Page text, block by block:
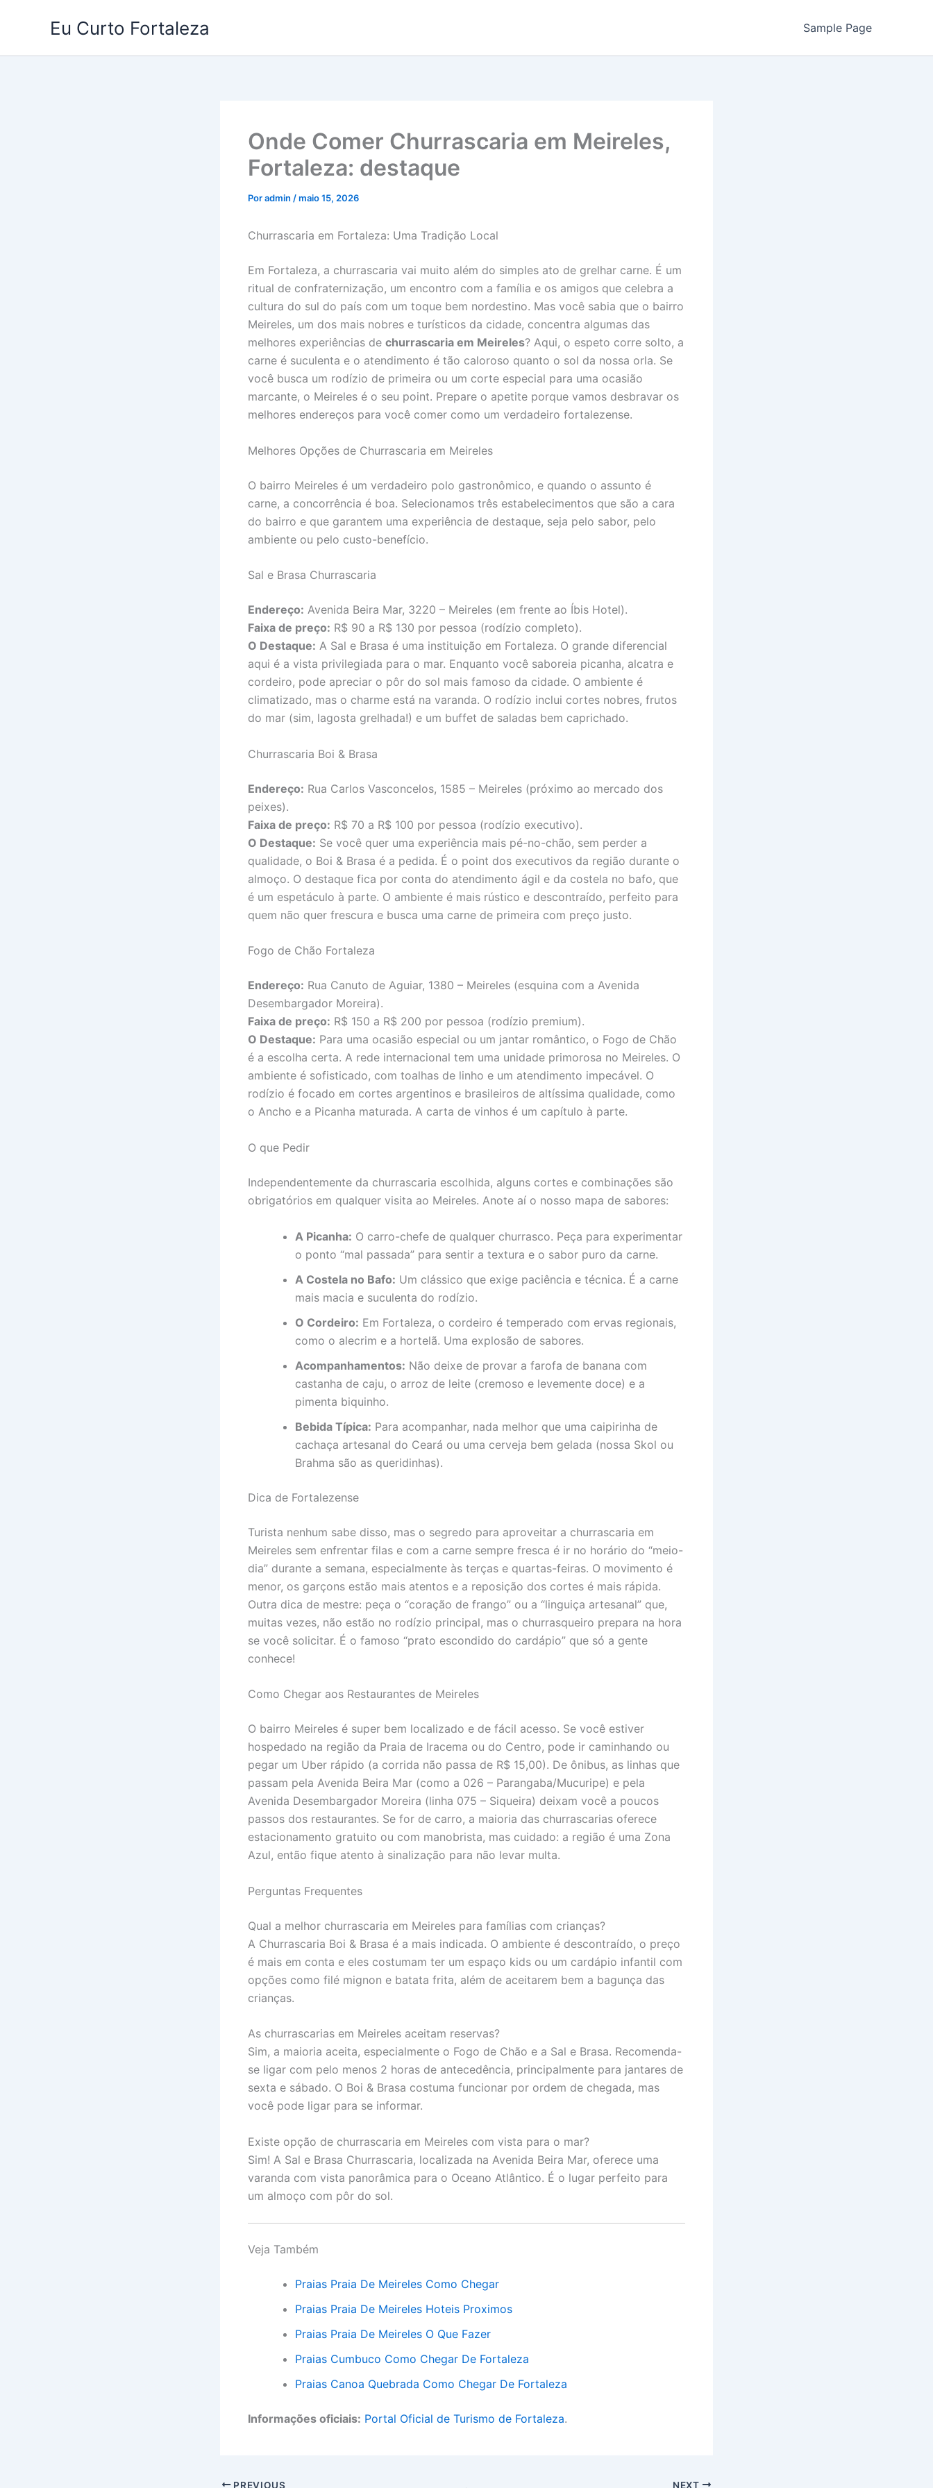
Eu Curto Fortaleza Sample Page
Onde Comer Churrascaria em Meireles,
Fortaleza: destaque
Poradmin /maio 15, 2026
Churrascaria em Fortaleza: Uma Tradição Local
Em Fortaleza, a churrascaria vai muito além do simples ato de grelhar carne. É um
ritual de confraternização, um encontro com a família e os amigos que celebra a
cultura do sul do país com um toque bem nordestino. Mas você sabia que o bairro
Meireles, um dos mais nobres e turísticos da cidade, concentra algumas das
melhores experiências de churrascaria em Meireles? Aqui, o espeto corre solto, a
carne é suculenta e o atendimento é tão caloroso quanto o sol da nossa orla. Se
você busca um rodízio de primeira ou um corte especial para uma ocasião
marcante, o Meireles é o seu point. Prepare o apetite porque vamos desbravar os
melhores endereços para você comer como um verdadeiro fortalezense.
Melhores Opções de Churrascaria em Meireles
O bairro Meireles é um verdadeiro polo gastronômico, e quando o assunto é
carne, a concorrência é boa. Selecionamos três estabelecimentos que são a cara
do bairro e que garantem uma experiência de destaque, seja pelo sabor, pelo
ambiente ou pelo custo-benefício.
Sal e Brasa Churrascaria
Endereço: Avenida Beira Mar, 3220 – Meireles (em frente ao Íbis Hotel).
Faixa de preço: R$ 90 a R$ 130 por pessoa (rodízio completo).
O Destaque: A Sal e Brasa é uma instituição em Fortaleza. O grande diferencial
aqui é a vista privilegiada para o mar. Enquanto você saboreia picanha, alcatra e
cordeiro, pode apreciar o pôr do sol mais famoso da cidade. O ambiente é
climatizado, mas o charme está na varanda. O rodízio inclui cortes nobres, frutos
do mar (sim, lagosta grelhada!) e um buffet de saladas bem caprichado.
Churrascaria Boi & Brasa
Endereço: Rua Carlos Vasconcelos, 1585 – Meireles (próximo ao mercado dos
peixes).
Faixa de preço: R$ 70 a R$ 100 por pessoa (rodízio executivo).
O Destaque: Se você quer uma experiência mais pé-no-chão, sem perder a
qualidade, o Boi & Brasa é a pedida. É o point dos executivos da região durante o
almoço. O destaque fica por conta do atendimento ágil e da costela no bafo, que
é um espetáculo à parte. O ambiente é mais rústico e descontraído, perfeito para
quem não quer frescura e busca uma carne de primeira com preço justo.
Fogo de Chão Fortaleza
Endereço: Rua Canuto de Aguiar, 1380 – Meireles (esquina com a Avenida
Desembargador Moreira).
Faixa de preço: R$ 150 a R$ 200 por pessoa (rodízio premium).
O Destaque: Para uma ocasião especial ou um jantar romântico, o Fogo de Chão
é a escolha certa. A rede internacional tem uma unidade primorosa no Meireles. O
ambiente é sofisticado, com toalhas de linho e um atendimento impecável. O
rodízio é focado em cortes argentinos e brasileiros de altíssima qualidade, como
o Ancho e a Picanha maturada. A carta de vinhos é um capítulo à parte.
O que Pedir
Independentemente da churrascaria escolhida, alguns cortes e combinações são
obrigatórios em qualquer visita ao Meireles. Anote aí o nosso mapa de sabores:
A Picanha: O carro-chefe de qualquer churrasco. Peça para experimentar
o ponto “mal passada” para sentir a textura e o sabor puro da carne.
A Costela no Bafo: Um clássico que exige paciência e técnica. É a carne
mais macia e suculenta do rodízio.
O Cordeiro: Em Fortaleza, o cordeiro é temperado com ervas regionais,
como o alecrim e a hortelã. Uma explosão de sabores.
Acompanhamentos: Não deixe de provar a farofa de banana com
castanha de caju, o arroz de leite (cremoso e levemente doce) e a
pimenta biquinho.
Bebida Típica: Para acompanhar, nada melhor que uma caipirinha de
cachaça artesanal do Ceará ou uma cerveja bem gelada (nossa Skol ou
Brahma são as queridinhas).
Dica de Fortalezense
Turista nenhum sabe disso, mas o segredo para aproveitar a churrascaria em
Meireles sem enfrentar filas e com a carne sempre fresca é ir no horário do “meio-
dia” durante a semana, especialmente às terças e quartas-feiras. O movimento é
menor, os garçons estão mais atentos e a reposição dos cortes é mais rápida.
Outra dica de mestre: peça o “coração de frango” ou a “linguiça artesanal” que,
muitas vezes, não estão no rodízio principal, mas o churrasqueiro prepara na hora
se você solicitar. É o famoso “prato escondido do cardápio” que só a gente
conhece!
Como Chegar aos Restaurantes de Meireles
O bairro Meireles é super bem localizado e de fácil acesso. Se você estiver
hospedado na região da Praia de Iracema ou do Centro, pode ir caminhando ou
pegar um Uber rápido (a corrida não passa de R$ 15,00). De ônibus, as linhas que
passam pela Avenida Beira Mar (como a 026 – Parangaba/Mucuripe) e pela
Avenida Desembargador Moreira (linha 075 – Siqueira) deixam você a poucos
passos dos restaurantes. Se for de carro, a maioria das churrascarias oferece
estacionamento gratuito ou com manobrista, mas cuidado: a região é uma Zona
Azul, então fique atento à sinalização para não levar multa.
Perguntas Frequentes
Qual a melhor churrascaria em Meireles para famílias com crianças?
A Churrascaria Boi & Brasa é a mais indicada. O ambiente é descontraído, o preço
é mais em conta e eles costumam ter um espaço kids ou um cardápio infantil com
opções como filé mignon e batata frita, além de aceitarem bem a bagunça das
crianças.
As churrascarias em Meireles aceitam reservas?
Sim, a maioria aceita, especialmente o Fogo de Chão e a Sal e Brasa. Recomenda-
se ligar com pelo menos 2 horas de antecedência, principalmente para jantares de
sexta e sábado. O Boi & Brasa costuma funcionar por ordem de chegada, mas
você pode ligar para se informar.
Existe opção de churrascaria em Meireles com vista para o mar?
Sim! A Sal e Brasa Churrascaria, localizada na Avenida Beira Mar, oferece uma
varanda com vista panorâmica para o Oceano Atlântico. É o lugar perfeito para
um almoço com pôr do sol.
Veja Também
Praias Praia De Meireles Como Chegar
Praias Praia De Meireles Hoteis Proximos
Praias Praia De Meireles O Que Fazer
Praias Cumbuco Como Chegar De Fortaleza
Praias Canoa Quebrada Como Chegar De Fortaleza
Informações oficiais: Portal Oficial de Turismo de Fortaleza.
PREVIOUS NEXT